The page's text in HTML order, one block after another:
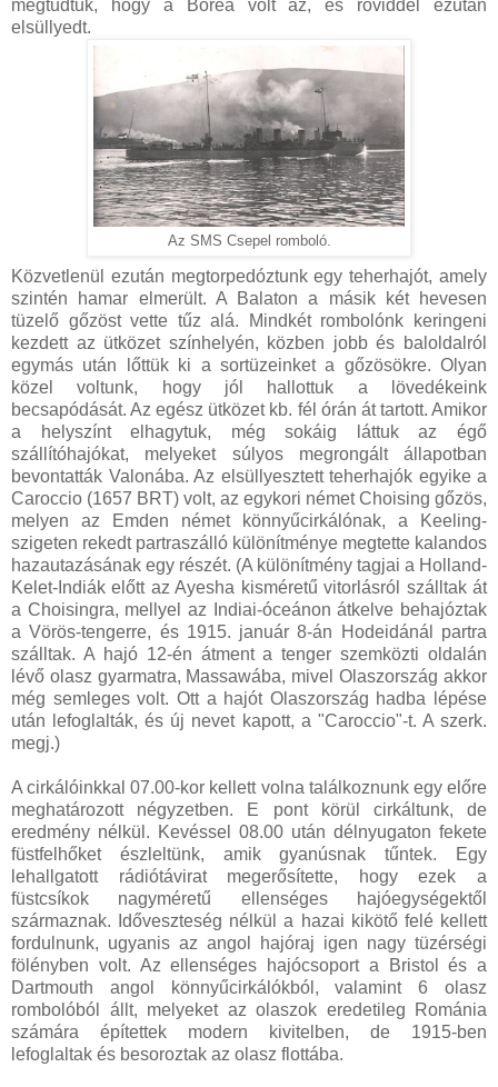
megtudtuk, hogy a Borea volt az, és röviddel ezután
elsüllyedt.
Az SMS Csepel romboló.
Közvetlenül ezután megtorpedóztunk egy teherhajót, amely
szintén hamar elmerült. A Balaton a másik két hevesen
tüzelő gőzöst vette tűz alá. Mindkét rombolónk keringeni
kezdett az ütközet színhelyén, közben jobb és baloldalról
egymás után lőttük ki a sortüzeinket a gőzösökre. Olyan
közel voltunk, hogy jól hallottuk a lövedékeink
becsapódását. Az egész ütközet kb. fél órán át tartott. Amikor
a helyszínt elhagytuk, még sokáig láttuk az égő
szállítóhajókat, melyeket súlyos megrongált állapotban
bevontatták Valonába. Az elsüllyesztett teherhajók egyike a
Caroccio (1657 BRT) volt, az egykori német Choising gőzös,
melyen az Emden német könnyűcirkálónak, a Keeling-
szigeten rekedt partraszálló különítménye megtette kalandos
hazautazásának egy részét. (A különítmény tagjai a Holland-
Kelet-Indiák előtt az Ayesha kisméretű vitorlásról szálltak át
a Choisingra, mellyel az Indiai-óceánon átkelve behajóztak
a Vörös-tengerre, és 1915. január 8-án Hodeidánál partra
szálltak. A hajó 12-én átment a tenger szemközti oldalán
lévő olasz gyarmatra, Massawába, mivel Olaszország akkor
még semleges volt. Ott a hajót Olaszország hadba lépése
után lefoglalták, és új nevet kapott, a "Caroccio"-t. A szerk.
megj.)
A cirkálóinkkal 07.00-kor kellett volna találkoznunk egy előre
meghatározott négyzetben. E pont körül cirkáltunk, de
eredmény nélkül. Kevéssel 08.00 után délnyugaton fekete
füstfelhőket észleltünk, amik gyanúsnak tűntek. Egy
lehallgatott rádiótávirat megerősítette, hogy ezek a
füstcsíkok nagyméretű ellenséges hajóegységektől
származnak. Időveszteség nélkül a hazai kikötő felé kellett
fordulnunk, ugyanis az angol hajóraj igen nagy tüzérségi
fölényben volt. Az ellenséges hajócsoport a Bristol és a
Dartmouth angol könnyűcirkálókból, valamint 6 olasz
rombolóból állt, melyeket az olaszok eredetileg Románia
számára építettek modern kivitelben, de 1915-ben
lefoglaltak és besoroztak az olasz flottába.